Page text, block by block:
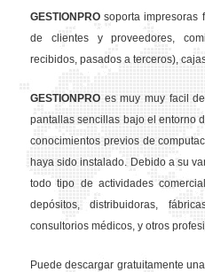
GESTION PRO soporta impresoras
de clientes y proveedores,
recibidos, pasados a terceros),
GESTION PRO es muy muy facil
pantallas sencillas bajo el entorno
conocimientos previos de
haya sido instalado. Debido a su
todo tipo de actividades
depósitos, distribuidoras,
consultorios médicos, y otros
Puede descargar gratuitamente